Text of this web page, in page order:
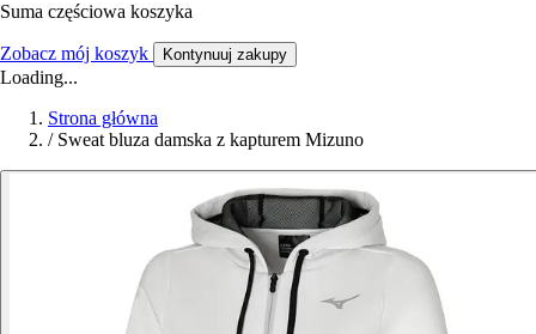
Suma częściowa koszyka
Zobacz mój koszyk Kontynuuj zakupy
Loading...
Strona główna
/ Sweat bluza damska z kapturem Mizuno